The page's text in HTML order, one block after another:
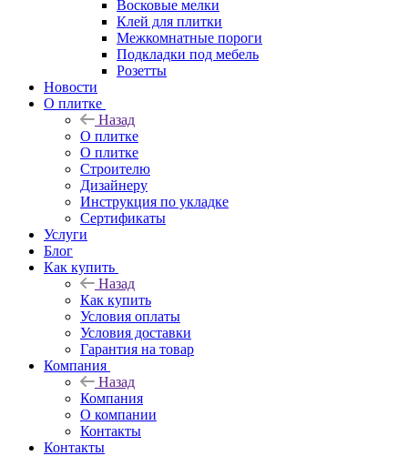
Восковые мелки
Клей для плитки
Межкомнатные пороги
Подкладки под мебель
Розетты
Новости
О плитке
Назад
О плитке
О плитке
Строителю
Дизайнеру
Инструкция по укладке
Сертификаты
Услуги
Блог
Как купить
Назад
Как купить
Условия оплаты
Условия доставки
Гарантия на товар
Компания
Назад
Компания
О компании
Контакты
Контакты